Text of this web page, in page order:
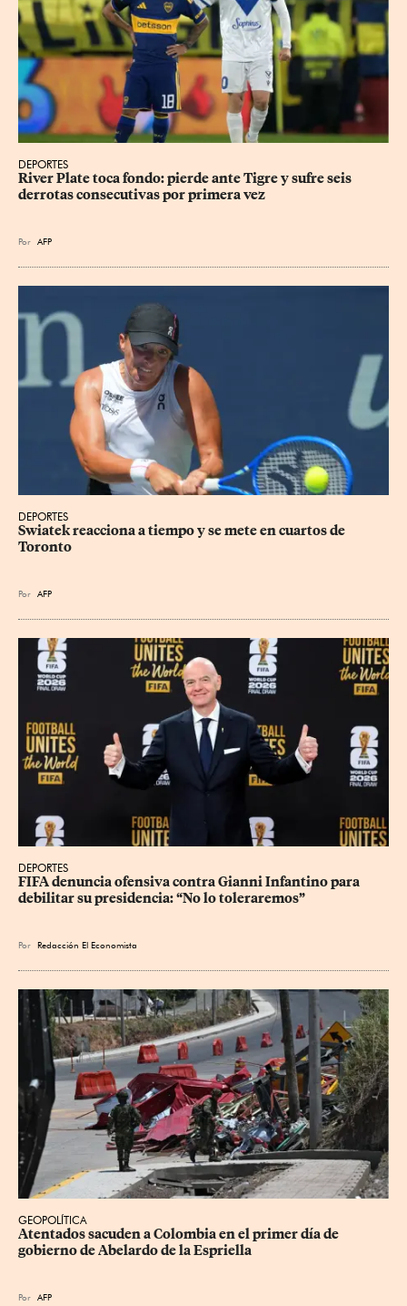
DEPORTES
River Plate toca fondo: pierde ante Tigre y sufre seis
derrotas consecutivas por primera vez
Por AFP
DEPORTES
Swiatek reacciona a tiempo y se mete en cuartos de
Toronto
Por AFP
DEPORTES
FIFA denuncia ofensiva contra Gianni Infantino para
debilitar su presidencia: “No lo toleraremos”
Por Redacción El Economista
GEOPOLÍTICA
Atentados sacuden a Colombia en el primer día de
gobierno de Abelardo de la Espriella
Por AFP